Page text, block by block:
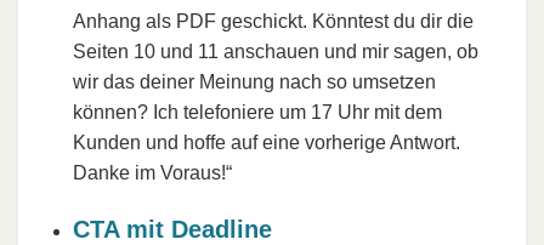
Anhang als PDF geschickt. Könntest du dir die
Seiten 10 und 11 anschauen und mir sagen, ob
wir das deiner Meinung nach so umsetzen
können? Ich telefoniere um 17 Uhr mit dem
Kunden und hoffe auf eine vorherige Antwort.
Danke im Voraus!“
CTA mit Deadline